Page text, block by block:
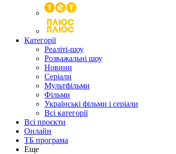
Категорії
Реаліті-шоу
Розважальні шоу
Новини
Серіали
Мультфільми
Фільми
Українські фільми і серіали
Всі категорії
Всі проєкти
Онлайн
ТБ програма
Еще